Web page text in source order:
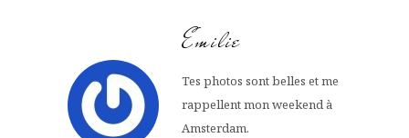
Emilie
Tes photos sont belles et me
rappellent mon weekend à
Amsterdam.